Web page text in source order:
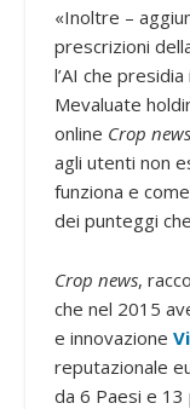
«Inoltre –
prescrizioni
l’AI che
Mevaluate
online Crop news
agli utenti non
funziona e
dei punteggi
Crop news,
che nel 2015
e innovazione
reputazionale
da 6 Paesi e